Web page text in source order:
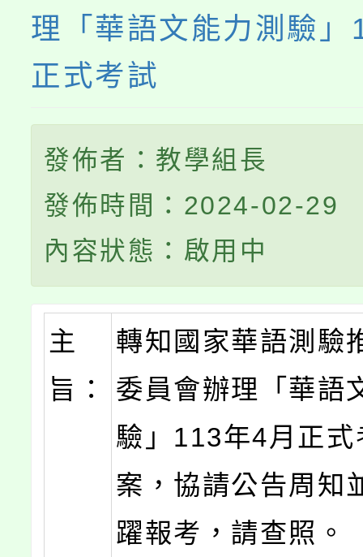
理「華語文能力測驗
正式考試
發佈者：教學組長
發佈時間：2024-02-29
內容狀態：啟用中
主
旨：
轉知國家華語測驗
委員會辦理「華語
驗」113年4月正式
案，協請公告周知
躍報考，請查照。